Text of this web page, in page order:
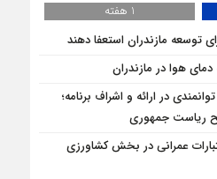
1 هفته
توسعه مازندران استعفا دهند
هوا در مازندران
در ارائه و اشراف برنامه؛
ریاست جمهوری
اعتبارات عمرانی در بخش کشاورزی